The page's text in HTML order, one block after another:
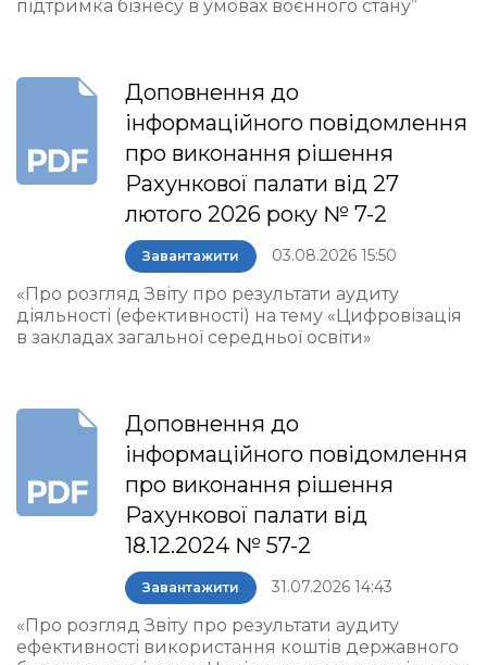
підтримка бізнесу в умовах воєнного стану”
Доповнення до
інформаційного повідомлення
про виконання рішення
Рахункової палати від 27
лютого 2026 року № 7-2
Завантажити 03.08.2026 15:50
«Про розгляд Звіту про результати аудиту
діяльності (ефективності) на тему «Цифровізація
в закладах загальної середньої освіти»
Доповнення до
інформаційного повідомлення
про виконання рішення
Рахункової палати від
18.12.2024 № 57-2
Завантажити 31.07.2026 14:43
«Про розгляд Звіту про результати аудиту
ефективності використання коштів державного